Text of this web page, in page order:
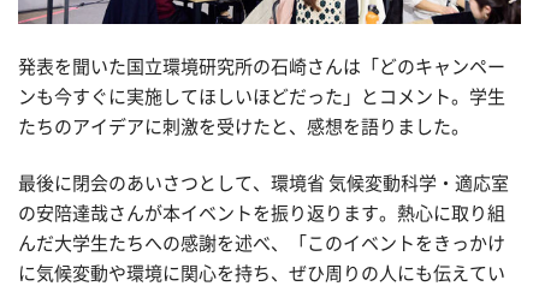
発表を聞いた国立環境研究所の石崎さんは「どのキャンペー
ンも今すぐに実施してほしいほどだった」とコメント。学生
たちのアイデアに刺激を受けたと、感想を語りました。
最後に閉会のあいさつとして、環境省 気候変動科学・適応室
の安陪達哉さんが本イベントを振り返ります。熱心に取り組
んだ大学生たちへの感謝を述べ、「このイベントをきっかけ
に気候変動や環境に関心を持ち、ぜひ周りの人にも伝えてい